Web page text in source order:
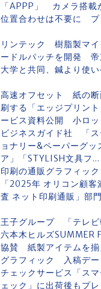
「APPP」 カメラ搭載
位置合わせは不要に プ
リンテック 樹脂製マイ
ードルパッチを開発 帝
大学と共同、鍼より使
高速オフセット 紙の断
刷する「エッジプリン
ービス資料公開 小ロッ
ビジネスガイド社 「ス
ョナリー&ペーパーグッ
ア」「STYLISH文具フ...
印刷の通販グラフィッ
「2025年 オリコン顧客
査 ネット印刷通販」部
王子グループ 「テレビ
六本木ヒルズSUMMER
協賛 紙製アイテムを揃
グラフィック 入稿デー
チェックサービス「ス
ェック」に出荷後もプ